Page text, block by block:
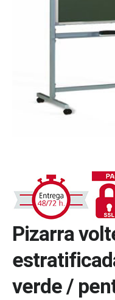
Pizarra
verde /